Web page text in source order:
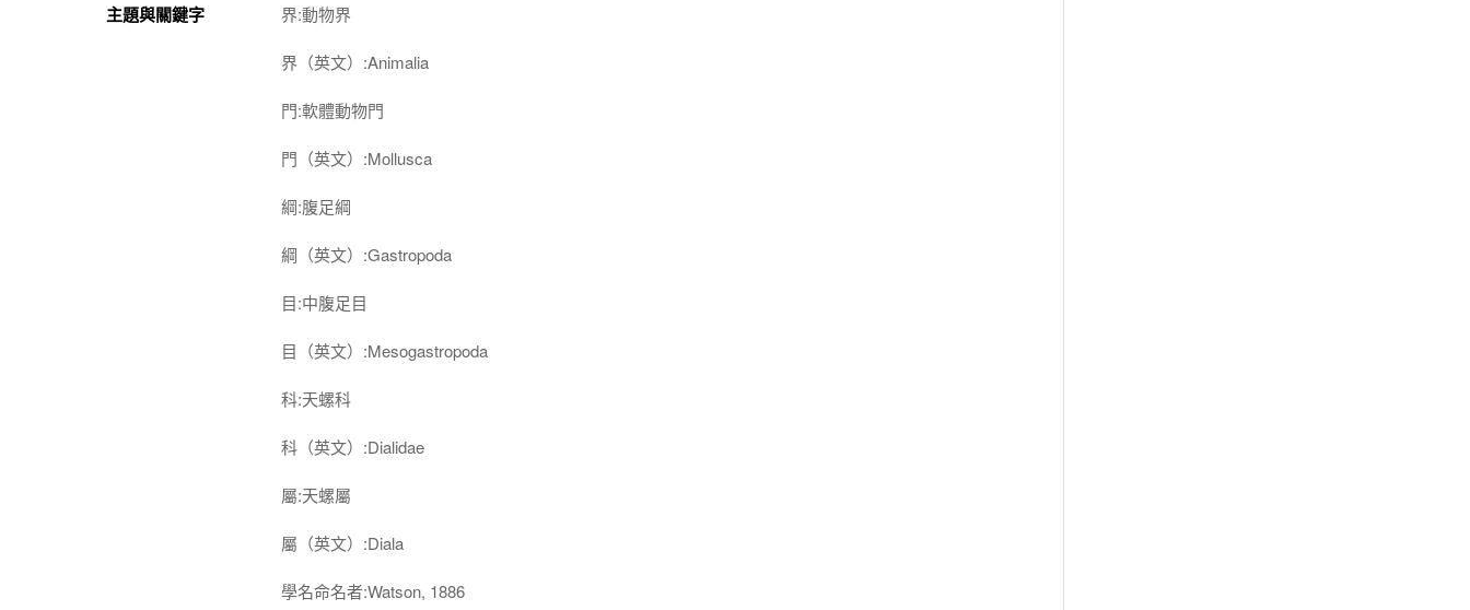
主題與關鍵字 界:動物界
界（英文）:Animalia
門:軟體動物門
門（英文）:Mollusca
綱:腹足綱
綱（英文）:Gastropoda
目:中腹足目
目（英文）:Mesogastropoda
科:天螺科
科（英文）:Dialidae
屬:天螺屬
屬（英文）:Diala
學名命名者:Watson, 1886